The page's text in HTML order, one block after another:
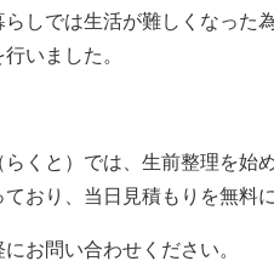
らしでは生活が難しくなった
いました。
らくと）では、生前整理を始
ており、当日見積もりを無料
にお問い合わせください。